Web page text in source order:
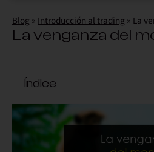
Blog » Introducción al trading » La
La venganza del
Índice